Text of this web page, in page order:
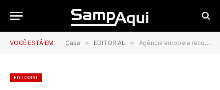
VOCÊ ESTÁ EM: Casa » EDITORIAL » Agência europeia recomenda primeira vacina combinada contra Covid-19 e gripe para maiores de 50 anos
EDITORIAL